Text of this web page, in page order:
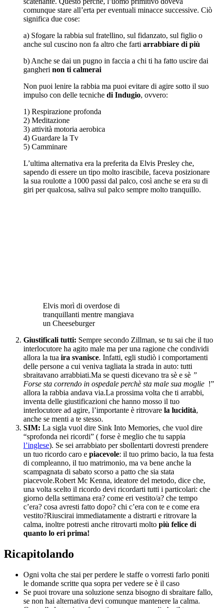
comunque stare all’erta per eventuali minacce successive. Ciò
significa due cose:
a) Sfogare la rabbia sul fratellino, sul fidanzato, sul figlio o
anche sul cuscino non fa altro che farti arrabbiare di più
b) Anche se dai un pugno in faccia a chi ti ha fatto uscire dai
gangheri non ti calmerai
Non puoi lenire la rabbia ma puoi evitare di agire sotto il suo
impulso con delle tecniche di Indugio, ovvero:
1) Respirazione profonda
2) Meditazione
3) attività motoria aerobica
4) Guardare la Tv
5) Camminare
L’ultima alternativa era la preferita da Elvis Presley che,
sapendo di essere un tipo molto irascibile, faceva posizionare
la sua roulotte a 1000 passi dal palco, così anche se era su di
giri per qualcosa, saliva sul palco sempre molto tranquillo.
Elvis morì di overdose di
tranquillanti mentre mangiava
un Cheeseburger
Giustificali tutti: Sempre secondo Zillman, se tu sai che il tuo
interlocutore ha agito male ma per una ragione che condividi
allora la tua ira svanisce. Infatti, egli studiò i comportamenti
delle persone a cui veniva tagliata la strada in auto: tutti
sbraitavano arrabbiati.Ma se questi dicevano tra sè e sè ”
Forse sta correndo in ospedale perchè sta male sua moglie !”
allora la rabbia andava via.La prossima volta che ti arrabbi,
inventa delle giustificazioni che hanno mosso il tuo
interlocutore ad agire, l’importante è ritrovare la lucidità,
anche se menti a te stesso.
SIM: La sigla vuol dire Sink Into Memories, che vuol dire
“sprofonda nei ricordi” ( forse è meglio che tu sappia
l’inglese). Se sei arrabbiato per sbollentarti dovresti prendere
un tuo ricordo caro e piacevole: il tuo primo bacio, la tua festa
di compleanno, il tuo matrimonio, ma va bene anche la
scampagnata di sabato scorso a patto che sia stata
piacevole.Robert Mc Kenna, ideatore del metodo, dice che,
una volta scelto il ricordo devi ricordarti tutti i particolari: che
giorno della settimana era? come eri vestito/a? che tempo
c’era? cosa avresti fatto dopo? chi c’era con te e come era
vestito?Riuscirai immediatamente a distrarti e ritrovare la
calma, inoltre potresti anche ritrovarti molto più felice di
quanto lo eri prima!
Ricapitolando
Ogni volta che stai per perdere le staffe o vorresti farlo poniti
le domande scritte qua sopra per vedere se è il caso
Se puoi trovare una soluzione senza bisogno di sbraitare fallo,
se non hai alternativa devi comunque mantenere la calma.